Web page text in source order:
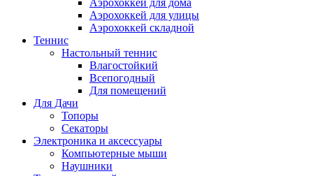
Аэрохоккей для дома
Аэрохоккей для улицы
Аэрохоккей складной
Теннис
Настольный теннис
Влагостойкий
Всепогодный
Для помещений
Для Дачи
Топоры
Секаторы
Электроника и аксессуары
Компьютерные мыши
Наушники